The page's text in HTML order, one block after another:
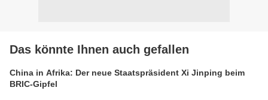
Das könnte Ihnen auch gefallen
China in Afrika: Der neue Staatspräsident Xi Jinping beim
BRIC-Gipfel